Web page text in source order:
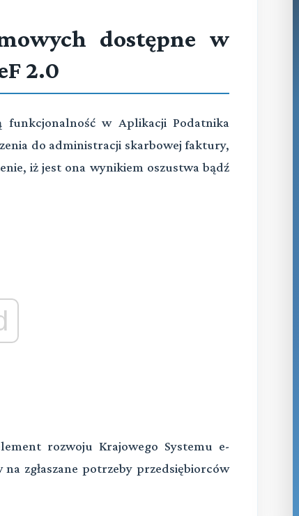
dostępne w
2.0
funkcjonalność w Aplikacji Podatnika
do administracji skarbowej faktury,
iż jest ona wynikiem oszustwa bądź
rozwoju Krajowego Systemu e-
zgłaszane potrzeby przedsiębiorców